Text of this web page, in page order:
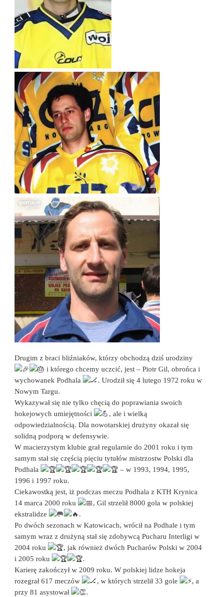
Drugim z braci bliźniaków, którzy obchodzą dziś urodziny
i którego chcemy uczcić, jest – Piotr Gil, obrońca i
wychowanek Podhala
. Urodził się 4 lutego 1972 roku w
Nowym Targu.
Wykazywał się nie tylko chęcią do poprawiania swoich
hokejowych umiejętności
, ale i wielką
odpowiedzialnością. Dla nowotarskiej drużyny okazał się
solidną podporą w defensywie.
W macierzystym klubie grał regularnie do 2001 roku i tym
samym stał się częścią pięciu tytułów mistrzostw Polski dla
Podhala
– w 1993, 1994, 1995,
1996 i 1997 roku.
Ciekawostką jest, iż podczas meczu Podhala z KTH Krynica
14 marca 2000 roku
, Gil strzelił 8000 gola w polskiej
ekstralidze
.
Po dwóch sezonach w Katowicach, wrócił na Podhale i tym
samym wraz z drużyną stał się zdobywcą Pucharu Interligi w
2004 roku
, jak również dwóch Pucharów Polski w 2004
i 2005 roku
.
Karierę zakończył w 2009 roku. W polskiej lidze hokeja
rozegrał 617 meczów
, w których strzelił 33 gole
, a
przy 81 asystował
.